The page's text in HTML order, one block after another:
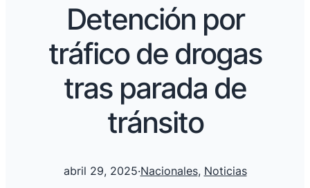
Detención por
tráfico de drogas
tras parada de
tránsito
abril 29, 2025·Nacionales, Noticias